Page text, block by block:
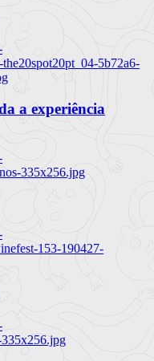
5b72a6-
a experiência
335x256.jpg
153-190427-